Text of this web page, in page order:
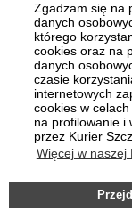
Zgadzam się na
danych
którego
cookies oraz na
danych
czasie
internetowych
cookies w
na profilowanie i
przez Kurier
Więcej w naszej
Strona
Kultura
Copyright © 2019